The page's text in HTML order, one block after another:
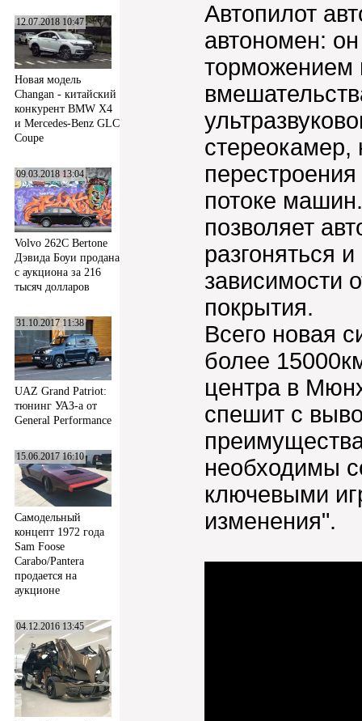
12.07.2018 10:47
Новая модель
Changan - китайский
конкурент BMW X4
и Mercedes-Benz GLC
Coupe
09.03.2018 13:04
Volvo 262C Bertone
Дэвида Боуи продана
с аукциона за 216
тысяч долларов
31.10.2017 11:38
UAZ Grand Patriot:
тюнинг УАЗ-а от
General Performance
15.06.2017 16:10
Самодельный
концепт 1972 года
Sam Foose
Carabo/Pantera
продается на
аукционе
04.12.2016 13:45
Автопилот
автономен:
торможением
стереокамер,
потоке
позволяет
разгоняться
зависимости
покрытия.
Всего новая
более
центра в
спешит с
необходимы
ключевыми
изменения".